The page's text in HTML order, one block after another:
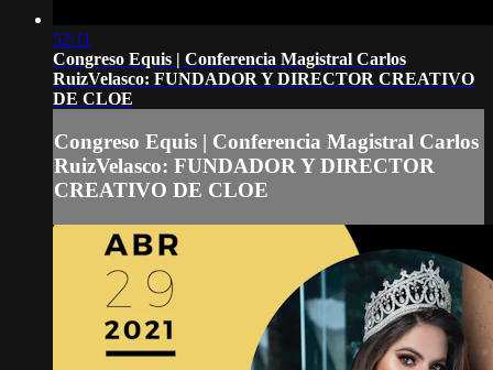
52:11
Congreso Equis | Conferencia Magistral Carlos
RuizVelasco: FUNDADOR Y DIRECTOR CREATIVO
DE CLOE
Congreso Equis | Conferencia Magistral Carlos
RuizVelasco: FUNDADOR Y DIRECTOR
CREATIVO DE CLOE